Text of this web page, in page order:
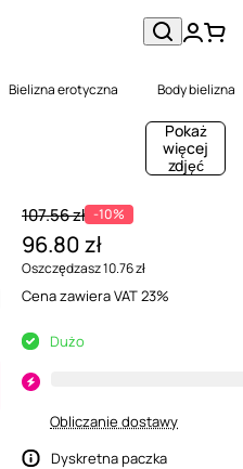
Bielizna erotyczna Body bielizna
Pokaż
więcej
zdjęć
107.56 zł -10%
96.80 zł
Oszczędzasz 10.76 zł
Cena zawiera VAT 23%
Dużo
Obliczanie dostawy
Dyskretna paczka